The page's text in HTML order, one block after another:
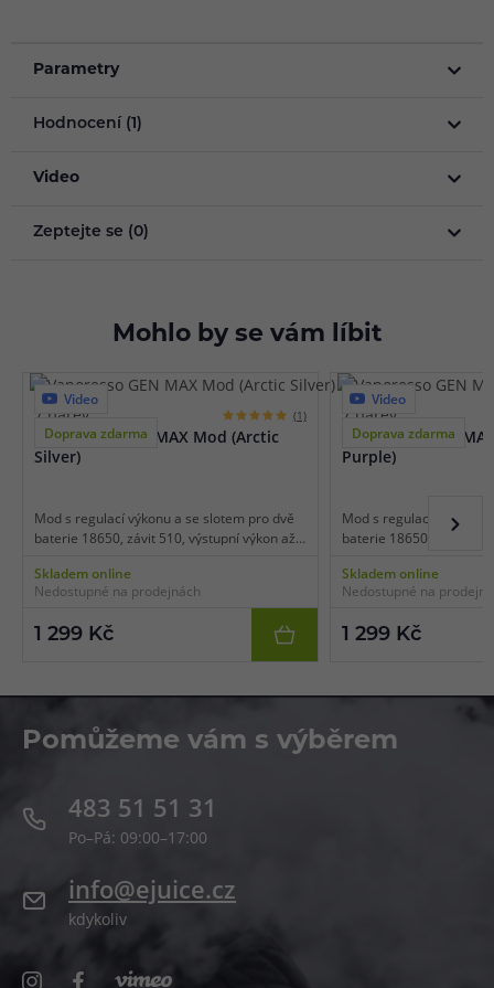
Parametry
Hodnocení (1)
Video
Zeptejte se (0)
Mohlo by se vám líbit
Video
Doprava zdarma
7 barev (1)
Vaporesso GEN MAX Mod (Arctic
Silver)
Mod s regulací výkonu a se slotem pro dvě
baterie 18650, závit 510, výstupní výkon až
ergonomické zpracování, tři barevná
schémata, manuální zámek zařízení,
Skladem online
Nedostupné na prodejnách
1 299 Kč
Video
Doprava zdarma
7 barev
Vaporesso GEN
Purple)
Mod s regulací výkonu
baterie 18650, závit
ergonomické
schémata, manuální
Skladem online
Nedostupné na
1 299 Kč
Pomůžeme vám s výběrem
483 51 51 31
Po–Pá: 09:00–17:00
info@ejuice.cz
kdykoliv